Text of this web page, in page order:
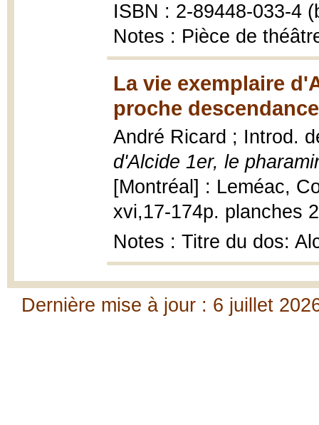
ISBN : 2-89448-033-4
Notes : Pièce de
La vie exemplaire
proche
André Ricard ; Introd.
d'Alcide 1er, le
[Montréal] : Leméac,
xvi,17-174p. planches
Notes : Titre du dos:
Dernière mise à jour : 6 juillet